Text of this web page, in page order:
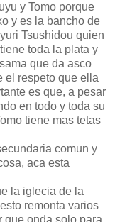
y Tomo porque
y es la bancho de
Tsushidou quien
toda la plata y
que da asco
el respeto que ella
es que, a pesar
en todo y toda su
tiene mas tetas
comun y
aca esta
la iglecia de la
remonta varios
que onda solo para